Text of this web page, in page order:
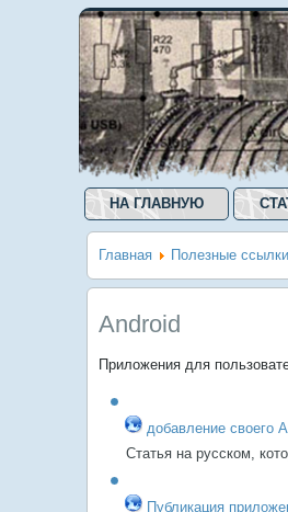
НА ГЛАВНУЮ
Главная Полезные ссылки
Android
Приложения для
добавление своего
Статья на русском,
Публикация